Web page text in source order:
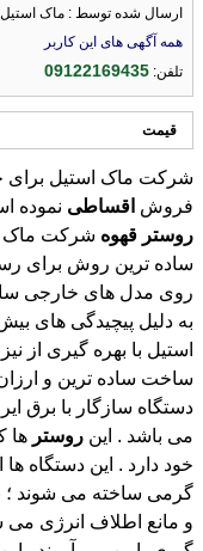
ارسال شده توسط : ماک استیل
همه آگهی های این کاربر
تلفن:09122169435
قیمت
شرکت ماک استیل برای
فروش اقساطی نموده
روستر قهوه شرکت ماک
ساده ترین روش برای
ساخت ساده ترین و
می باشد . این روستر ها
خود
گرمی
و